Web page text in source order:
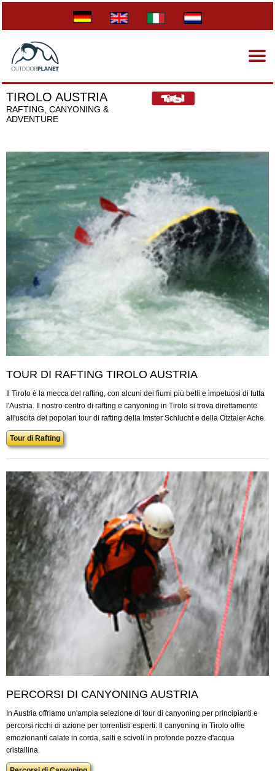
TIROLO AUSTRIA
RAFTING, CANYONING &
ADVENTURE
TOUR DI RAFTING TIROLO AUSTRIA
Il Tirolo è la mecca del rafting, con alcuni dei fiumi più belli e impetuosi di tutta
l'Austria. Il nostro centro di rafting e canyoning in Tirolo si trova direttamente
all'uscita dei popolari tour di rafting della Imster Schlucht e della Ötztaler Ache.
Tour di Rafting
PERCORSI DI CANYONING AUSTRIA
In Austria offriamo un'ampia selezione di tour di canyoning per principianti e
percorsi ricchi di azione per torrentisti esperti. Il canyoning in Tirolo offre
emozionanti calate in corda, salti e scivoli in profonde pozze d'acqua
cristallina.